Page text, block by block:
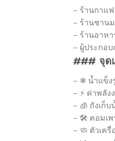
– ร้านกาแ
– ร้านชาน
– ร้านอาห
– ผู้ประกอ
### จุด
– ❄ น้ำแข็ง
– ⚡ ค่าพลั
– 🧊 ถังเก็
– 🛠 คอมเพ
– 🧼 ตัวเค